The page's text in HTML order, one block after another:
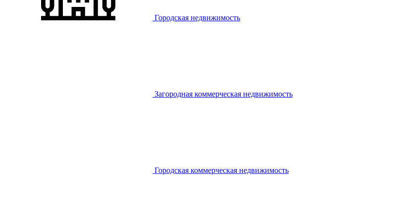
Городская недвижимость
Загородная коммерческая недвижимость
Городская коммерческая недвижимость